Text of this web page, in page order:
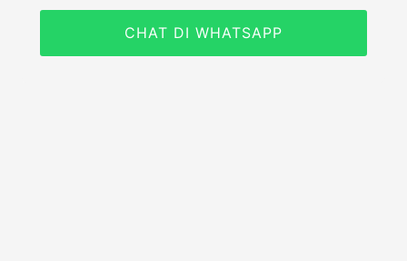
CHAT DI WHATSAPP